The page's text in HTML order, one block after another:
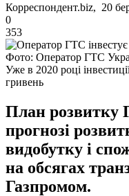
Корреспондент.biz, 20
0
353
Фото: Оператор ГТС
Уже в 2020 році
гривень
План розвитку
прогнозі
видобутку і
на обсягах
Газпромом.